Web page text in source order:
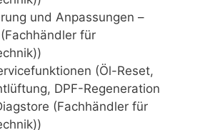
und Anpassungen –
für
(Öl-Reset,
DPF-Regeneration
(Fachhändler für